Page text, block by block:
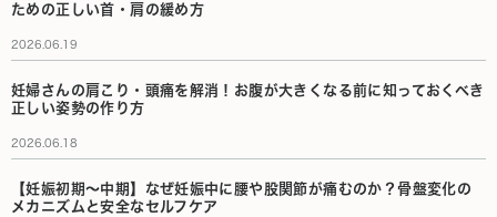
ための正しい首・肩の緩め方
2026.06.19
妊婦さんの肩こり・頭痛を解消！お腹が大きくなる前に知っておくべき
正しい姿勢の作り方
2026.06.18
【妊娠初期〜中期】なぜ妊娠中に腰や股関節が痛むのか？骨盤変化の
メカニズムと安全なセルフケア